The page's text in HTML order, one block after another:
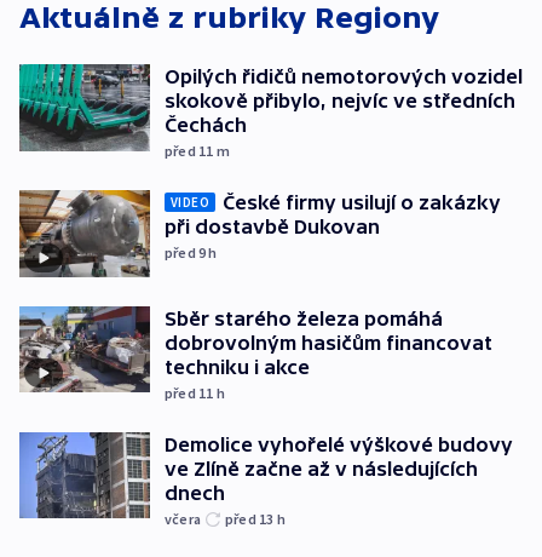
Aktuálně z rubriky Regiony
Opilých řidičů nemotorových vozidel
skokově přibylo, nejvíc ve středních
Čechách
před 11 m
VIDEO
České firmy usilují o zakázky
při dostavbě Dukovan
před 9h
Sběr starého železa pomáhá
dobrovolným hasičům financovat
techniku i akce
před 11 h
Demolice vyhořelé výškové budovy
ve Zlíně začne až v následujících
dnech
včera před 13 h